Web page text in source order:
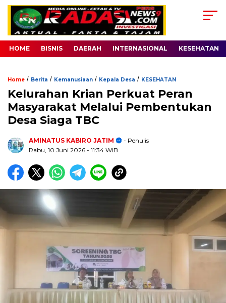
HOME BISNIS DAERAH INTERNASIONAL KESEHATAN
Home / Berita / Kemanusiaan / Kepala Desa / KESEHATAN
Kelurahan Krian Perkuat Peran
Masyarakat Melalui Pembentukan
Desa Siaga TBC
AMINATUS KABIRO JATIM
- Penulis
Rabu, 10 Juni 2026 - 11:34 WIB